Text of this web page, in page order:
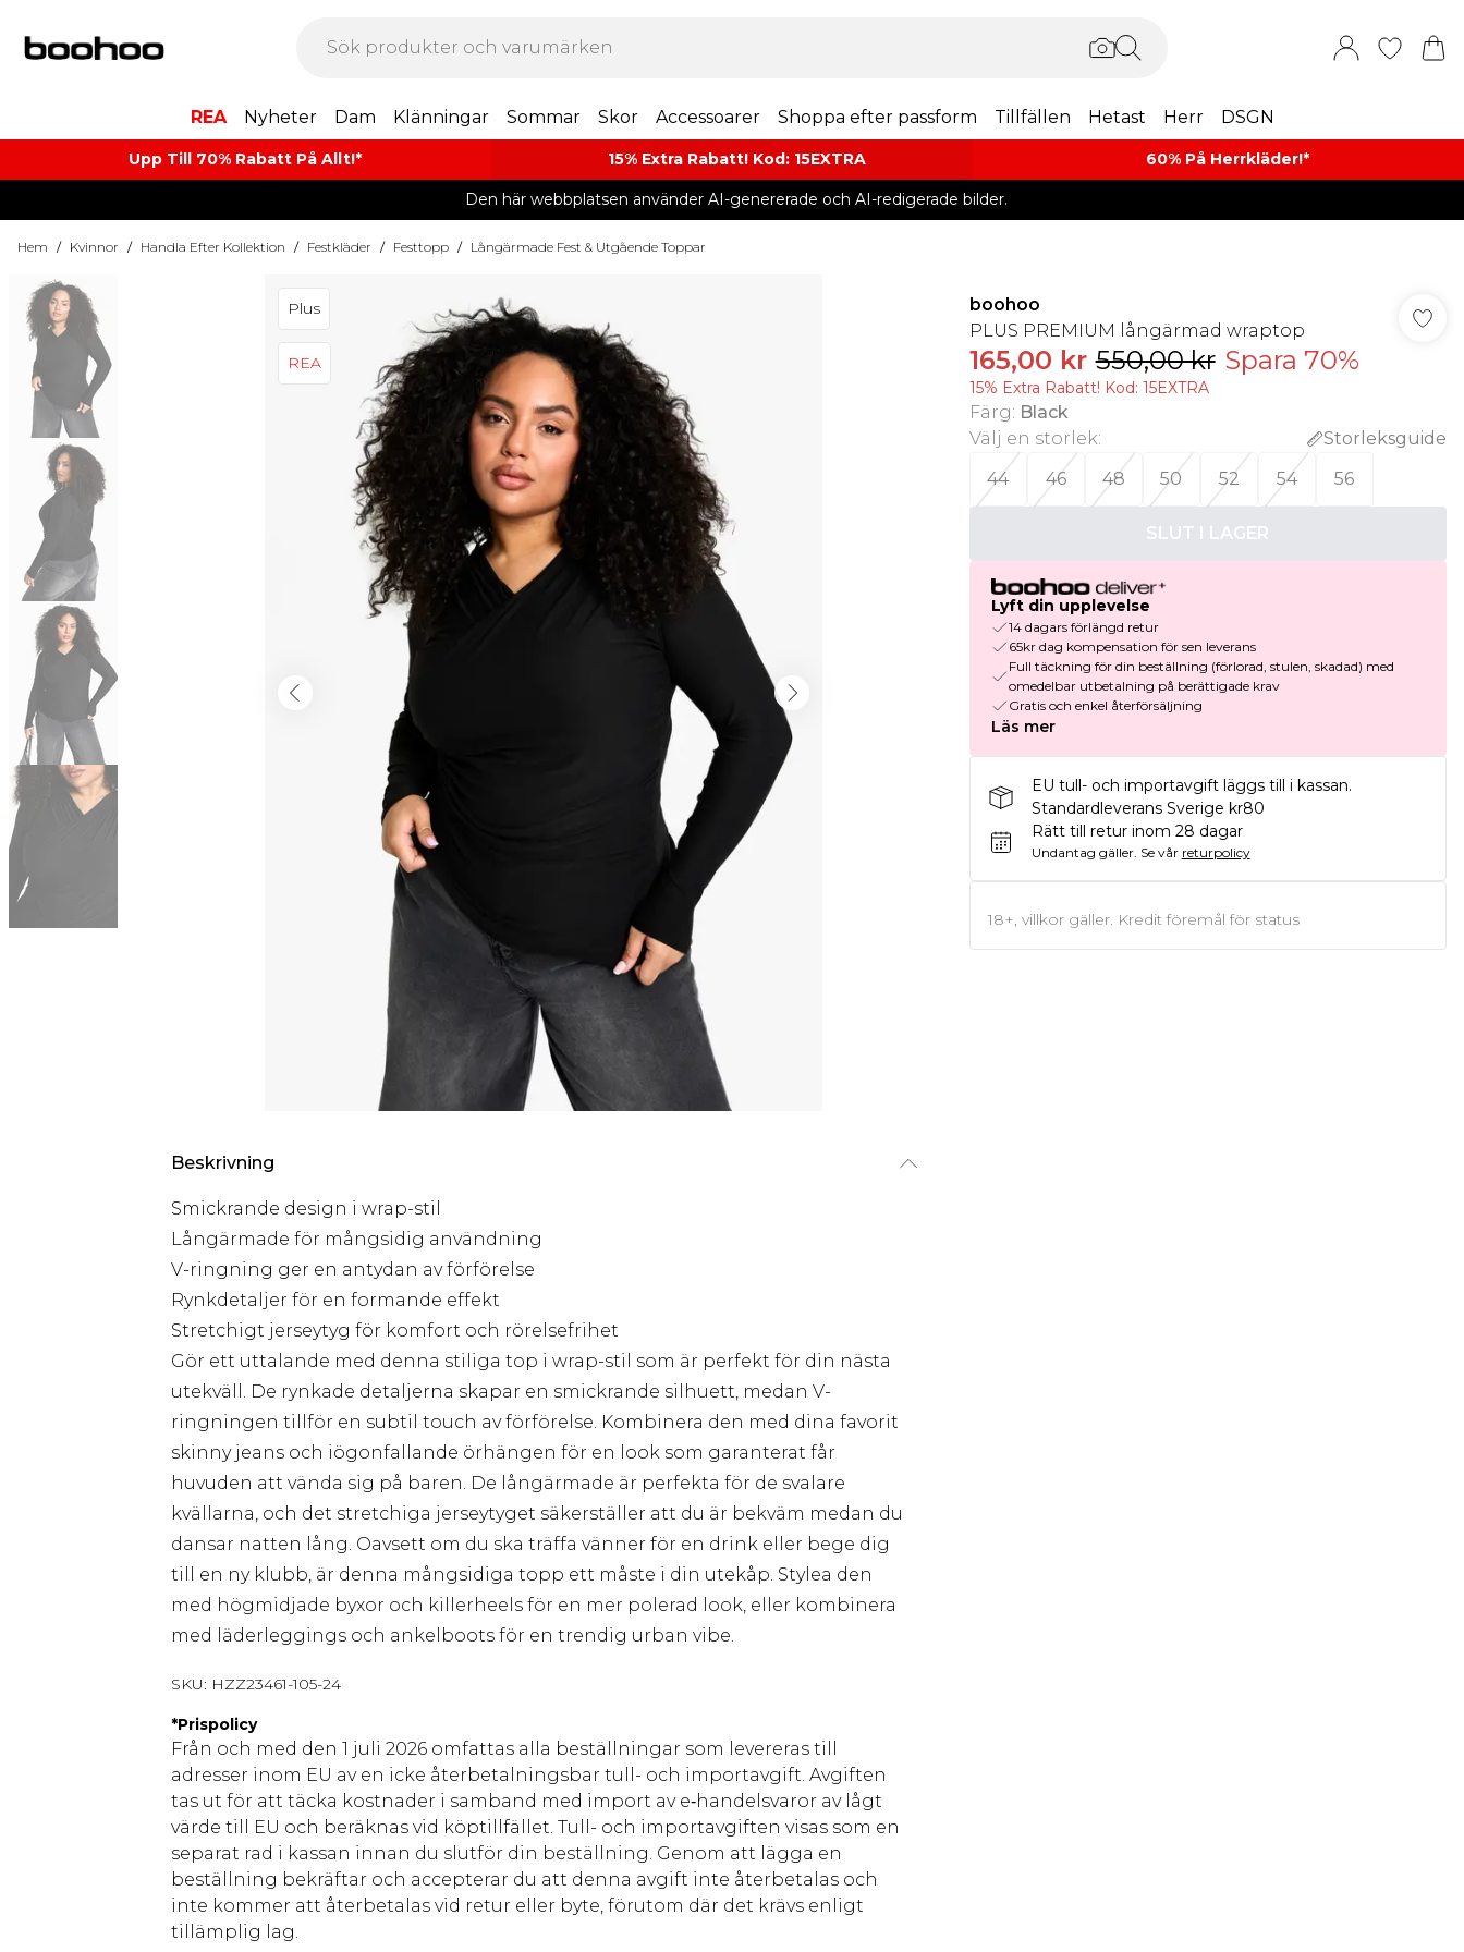
REA Nyheter Dam Klänningar Sommar Skor Accessoarer Shoppa efter passform Tillfällen Hetast Herr DSGN
Upp Till 70% Rabatt På Allt!* 15% Extra Rabatt! Kod: 15EXTRA 60% På Herrkläder!*​
Den här webbplatsen använder AI-genererade och AI-redigerade bilder.
Hem / Kvinnor / Handla Efter Kollektion / Festkläder / Festtopp / Långärmade Fest & Utgående Toppar
Plus
REA
Beskrivning
Smickrande design i wrap-stil
Långärmade för mångsidig användning
V-ringning ger en antydan av förförelse
Rynkdetaljer för en formande effekt
Stretchigt jerseytyg för komfort och rörelsefrihet
Gör ett uttalande med denna stiliga top i wrap-stil som är perfekt för din nästa
utekväll. De rynkade detaljerna skapar en smickrande silhuett, medan V-
ringningen tillför en subtil touch av förförelse. Kombinera den med dina favorit
skinny jeans och iögonfallande örhängen för en look som garanterat får
huvuden att vända sig på baren. De långärmade är perfekta för de svalare
kvällarna, och det stretchiga jerseytyget säkerställer att du är bekväm medan du
dansar natten lång. Oavsett om du ska träffa vänner för en drink eller bege dig
till en ny klubb, är denna mångsidiga topp ett måste i din utekåp. Stylea den
med högmidjade byxor och killerheels för en mer polerad look, eller kombinera
med läderleggings och ankelboots för en trendig urban vibe.
SKU: HZZ23461-105-24
*Prispolicy
Från och med den 1 juli 2026 omfattas alla beställningar som levereras till
adresser inom EU av en icke återbetalningsbar tull- och importavgift. Avgiften
tas ut för att täcka kostnader i samband med import av e‑handelsvaror av lågt
värde till EU och beräknas vid köptillfället. Tull- och importavgiften visas som en
separat rad i kassan innan du slutför din beställning. Genom att lägga en
beställning bekräftar och accepterar du att denna avgift inte återbetalas och
inte kommer att återbetalas vid retur eller byte, förutom där det krävs enligt
tillämplig lag.
boohoo
PLUS PREMIUM långärmad wraptop
165,00 kr 550,00 kr Spara 70%
15% Extra Rabatt! Kod: 15EXTRA
Färg: Black
Välj en storlek:
Storleksguide
44
46 48 50 52 54 56
SLUT I LAGER
Lyft din upplevelse
14 dagars förlängd retur
65kr dag kompensation för sen leverans
Full täckning för din beställning (förlorad, stulen, skadad) med
omedelbar utbetalning på berättigade krav
Gratis och enkel återförsäljning
Läs mer
EU tull- och importavgift läggs till i kassan.
Standardleverans Sverige kr80
Rätt till retur inom 28 dagar
Undantag gäller. Se vår returpolicy
18+, villkor gäller. Kredit föremål för status